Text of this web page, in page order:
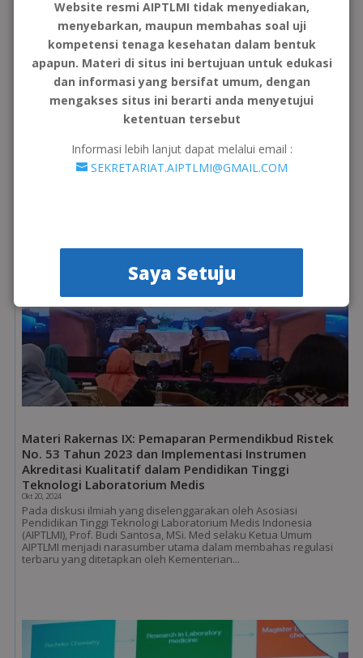
Pemberian Sembako di Panti Asuhan Aisyiyah Muaro
Penjalinan, Padang
Okt 20, 2024
Padang, [20 Oktober 2024] – Dalam rangka menyemarakkan
kegiatan Rapat Kerja Nasional (Rakernas) IX Asosiasi Institusi
Pendidikan Tinggi Laboratorium Medis Indonesia (AIPTLMI),
Regional 1 menggelar kegiatan pengabdian kepada masyarakat
dengan fokus pada kesehatan dan...
Materi Rakernas IX: Pemaparan Permendikbud Ristek
No. 53 Tahun 2023 dan Implementasi Instrumen
Akreditasi Kualitatif dalam Pendidikan Tinggi
Teknologi Laboratorium Medis
Okt 20, 2024
Pada diskusi ilmiah yang diselenggarakan oleh Asosiasi
Pendidikan Tinggi Teknologi Laboratorium Medis Indonesia
(AIPTLMI), Prof. Budi Santosa, MSi. Med selaku Ketua Umum
AIPTLMI menjadi narasumber utama dalam membahas regulasi
terbaru yang ditetapkan oleh Kementerian...
Website resmi AIPTLMI tidak menyediakan,
menyebarkan, maupun membahas soal uji
kompetensi tenaga kesehatan dalam bentuk
apapun. Materi di situs ini bertujuan untuk edukasi
dan informasi yang bersifat umum, dengan
mengakses situs ini berarti anda menyetujui
ketentuan tersebut
Informasi lebih lanjut dapat melalui email :
SEKRETARIAT.AIPTLMI@GMAIL.COM
Saya Setuju